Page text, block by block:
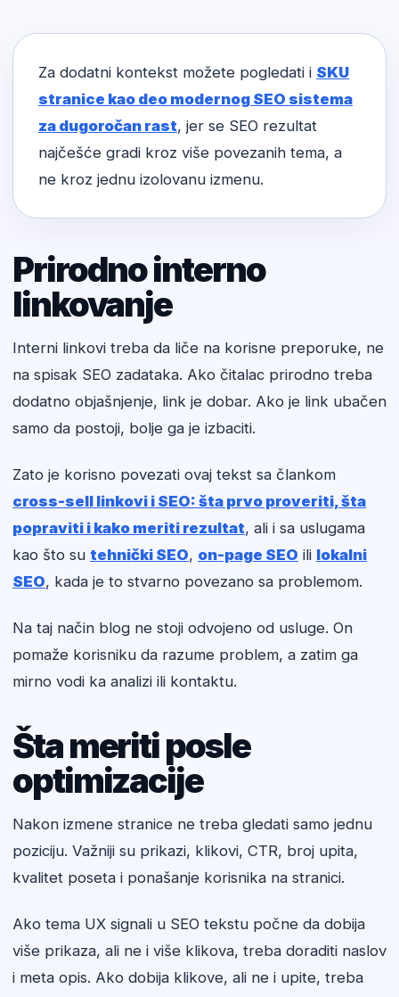
Za dodatni kontekst možete pogledati i SKU
stranice kao deo modernog SEO sistema
za dugoročan rast, jer se SEO rezultat
najčešće gradi kroz više povezanih tema, a
ne kroz jednu izolovanu izmenu.
Prirodno interno
linkovanje
Interni linkovi treba da liče na korisne preporuke, ne
na spisak SEO zadataka. Ako čitalac prirodno treba
dodatno objašnjenje, link je dobar. Ako je link ubačen
samo da postoji, bolje ga je izbaciti.
Zato je korisno povezati ovaj tekst sa člankom
cross-sell linkovi i SEO: šta prvo proveriti, šta
popraviti i kako meriti rezultat, ali i sa uslugama
kao što su tehnički SEO, on-page SEO ili lokalni
SEO, kada je to stvarno povezano sa problemom.
Na taj način blog ne stoji odvojeno od usluge. On
pomaže korisniku da razume problem, a zatim ga
mirno vodi ka analizi ili kontaktu.
Šta meriti posle
optimizacije
Nakon izmene stranice ne treba gledati samo jednu
poziciju. Važniji su prikazi, klikovi, CTR, broj upita,
kvalitet poseta i ponašanje korisnika na stranici.
Ako tema UX signali u SEO tekstu počne da dobija
više prikaza, ali ne i više klikova, treba doraditi naslov
i meta opis. Ako dobija klikove, ali ne i upite, treba